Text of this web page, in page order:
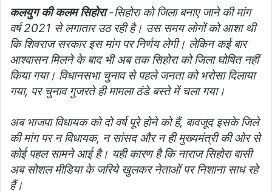
कलयुग की कलम सिहोरा-सिहोरा को जिला बनाए जाने की मांग
वर्ष 2021 से लगातार उठ रही है। उस समय लोगों को आशा थी
कि शिवराज सरकार इस मांग पर निर्णय लेगी। लेकिन कई बार
आश्वासन मिलने के बाद भी अब तक सिहोरा को जिला घोषित नहीं
किया गया। विधानसभा चुनाव से पहले जनता को भरोसा दिलाया
गया, पर चुनाव गुजरते ही मामला ठंडे बस्ते में चला गया।
अब भाजपा विधायक को दो वर्ष पूरे होने को हैं, बावजूद इसके जिले
की मांग पर न विधायक, न सांसद और न ही मुख्यमंत्री की ओर से
कोई पहल सामने आई है। यही कारण है कि नाराज सिहोरा वासी
अब सोशल मीडिया के जरिये खुलकर नेताओं पर निशाना साध रहे
हैं।